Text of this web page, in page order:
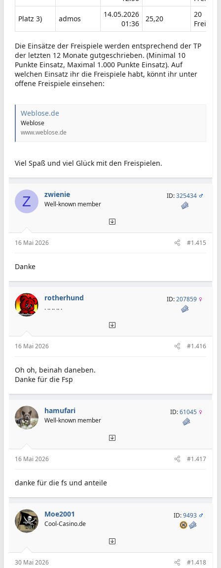
Platz 3)​ admos​
14.05.2026
01:36​
25,20
20
Die Einsätze der Freispiele werden entsprechend der TP
der letzten 12 Monate gutgeschrieben. (Minimal 10
Punkte Einsatz, Maximal 1.000 Punkte Einsatz). Auf
welchen Einsatz ihr die Freispiele habt, könnt ihr unter
offene Freispiele einsehen:
Weblose.de
Weblose
www.weblose.de
Viel Spaß und viel Glück mit den Freispielen.
Z zwienie
Well-known member
ID:325434
16 Mai 2026 #1.415
Danke
rotherhund
. .. .. .. .
ID:207859
16 Mai 2026 #1.416
Oh oh, beinah daneben.
Danke für die Fsp
hamufari
Well-known member
ID:61045
16 Mai 2026 #1.417
danke für die fs und anteile
Moe2001
Cool-Casino.de
ID:9493
30 Mai 2026 #1.418